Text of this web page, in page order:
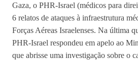
Gaza, o PHR-Israel (médicos para
6 relatos de ataques à infraestrutura
Forças Aéreas Israelenses. Na última
PHR-Israel respondeu em apelo ao
que abrisse uma investigação sobre o